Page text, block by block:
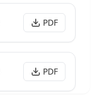
PDF
PDF